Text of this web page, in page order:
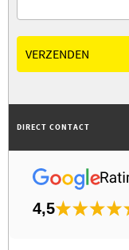
VERZENDEN
DIRECT CONTACT
4,5